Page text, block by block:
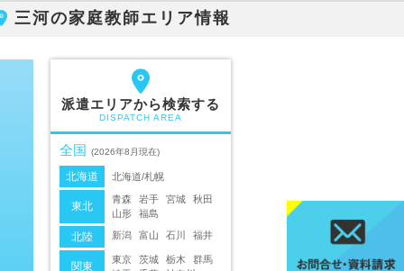
三河の家庭教師エリア情報
派遣エリアから検索する
DISPATCH AREA
全国 (2026年8月現在)
北海道 北海道/札幌
東北
青森 岩手 宮城
秋田
山形
福島
北陸 新潟 富山 石川 福井
関東
東京 茨城 栃木
群馬